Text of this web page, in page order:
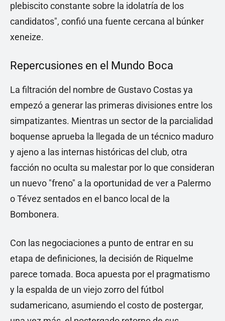
plebiscito constante sobre la idolatría de los
candidatos", confió una fuente cercana al búnker
xeneize.
Repercusiones en el Mundo Boca
La filtración del nombre de Gustavo Costas ya
empezó a generar las primeras divisiones entre los
simpatizantes. Mientras un sector de la parcialidad
boquense aprueba la llegada de un técnico maduro
y ajeno a las internas históricas del club, otra
facción no oculta su malestar por lo que consideran
un nuevo "freno" a la oportunidad de ver a Palermo
o Tévez sentados en el banco local de la
Bombonera.
Con las negociaciones a punto de entrar en su
etapa de definiciones, la decisión de Riquelme
parece tomada. Boca apuesta por el pragmatismo
y la espalda de un viejo zorro del fútbol
sudamericano, asumiendo el costo de postergar,